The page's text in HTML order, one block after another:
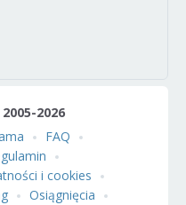
2026
FAQ
i cookies
Osiągnięcia